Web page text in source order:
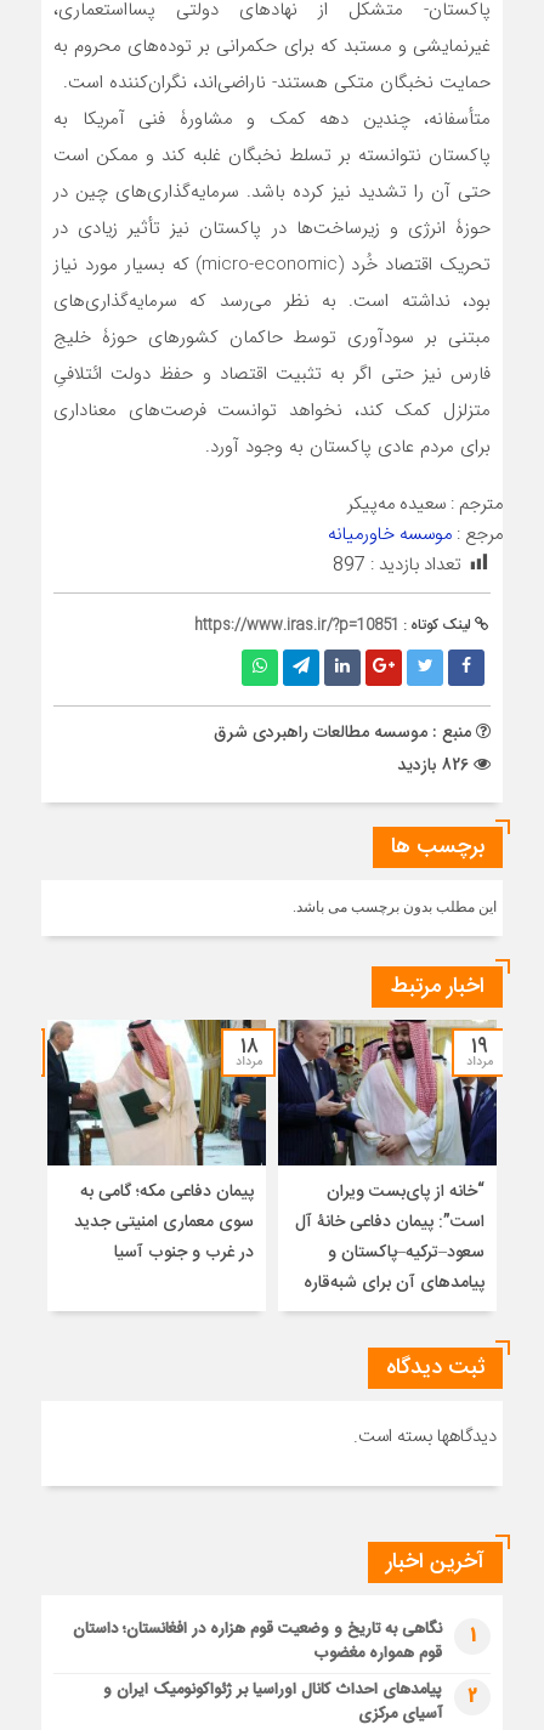
پاکستان- متشکل از نهادهای دولتی پسااستعماری،
غیرنمایشی و مستبد که برای حکمرانی بر توده‌های محروم به
حمایت نخبگان متکی هستند- ناراضی‌اند، نگران‌کننده است.
متأسفانه، چندین دهه‌ کمک و مشاورۀ فنی آمریکا به
پاکستان نتوانسته‌ بر تسلط نخبگان غلبه کند و ممکن است
حتی آن را تشدید نیز کرده باشد. سرمایه‌گذاری‌های چین در
حوزۀ انرژی و زیرساخت‌ها در پاکستان نیز تأثیر زیادی در
تحریک اقتصاد خُرد (micro-economic) که بسیار مورد نیاز
بود، نداشته است. به نظر می‌رسد که سرمایه‌گذاری‌های
مبتنی بر سودآوری توسط حاکمان کشورهای حوزۀ خلیج
فارس نیز حتی اگر به تثبیت اقتصاد و حفظ دولت ائتلافیِ
متزلزل کمک کند، نخواهد توانست فرصت‌های معناداری
برای مردم عادی پاکستان به وجود آورد.
مترجم : سعیده مه‌پیکر
مرجع : موسسه خاورمیانه
تعداد بازدید : 897
لینک کوتاه : https://www.iras.ir/?p=10851
منبع : موسسه مطالعات راهبردی شرق
برچسب ها
این مطلب بدون برچسب می باشد.
اخبار مرتبط
۱۹
مرداد
“خانه از پای‌بست ویران
است”: پیمان دفاعی خانۀ آل
سعود–ترکیه–پاکستان و
پیامدهای آن برای شبه‌قاره
۱۸
مرداد
پیمان دفاعی مکه؛ گامی به
سوی معماری امنیتی جدید
در غرب و جنوب آسیا
ثبت دیدگاه
دیدگاهها بسته است.
آخرین اخبار
1
نگاهی به تاریخ و وضعیت قوم هزاره در افغانستان؛ داستان
قوم همواره مغضوب
2
پیامدهای احداث کانال اوراسیا بر ژئواکونومیک ایران و
آسیای مرکزی